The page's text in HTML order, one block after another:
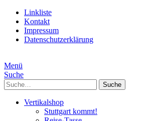
Linkliste
Kontakt
Impressum
Datenschutzerklärung
Menü
Suche
Suche
Vertikalshop
Stuttgart kommt!